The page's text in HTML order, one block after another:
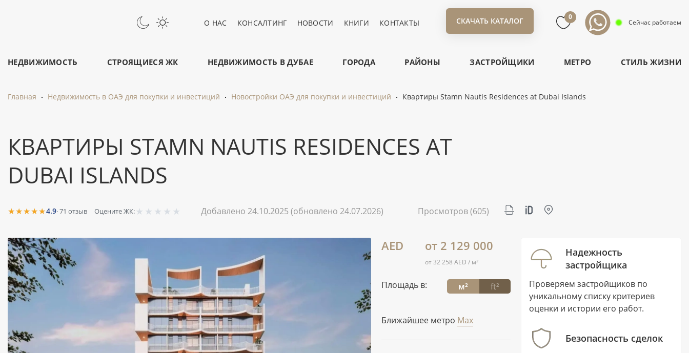
О НАС КОНСАЛТИНГ НОВОСТИ КНИГИ КОНТАКТЫ СКАЧАТЬ КАТАЛОГ 0
Сейчас работаем
НЕДВИЖИМОСТЬ СТРОЯЩИЕСЯ ЖК НЕДВИЖИМОСТЬ В ДУБАЕ ГОРОДА РАЙОНЫ ЗАСТРОЙЩИКИ МЕТРО СТИЛЬ ЖИЗНИ
Главная Недвижимость в ОАЭ для покупки и инвестиций Новостройки ОАЭ для покупки и инвестиций Квартиры Stamn Nautis Residences at Dubai Islands
КВАРТИРЫ STAMN NAUTIS RESIDENCES AT
DUBAI ISLANDS
★★★★★4.9·71 отзыв Оцените ЖК:★ ★ ★ ★ ★ Добавлено 24.10.2025 (обновлено 24.07.2026) Просмотров(605)
AED от 2 129 000
от 32 258 AED / м²
Площадь в: м² ft²
Ближайшее метро Max
Надежность
застройщика
Проверяем застройщиков по
уникальному списку критериев
оценки и истории его работ.
Безопасность сделок